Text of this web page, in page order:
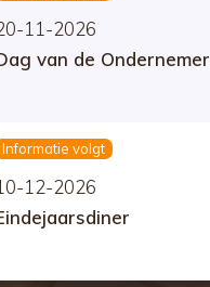
11-2026
van de Ondernemer
Informatie volgt
12-2026